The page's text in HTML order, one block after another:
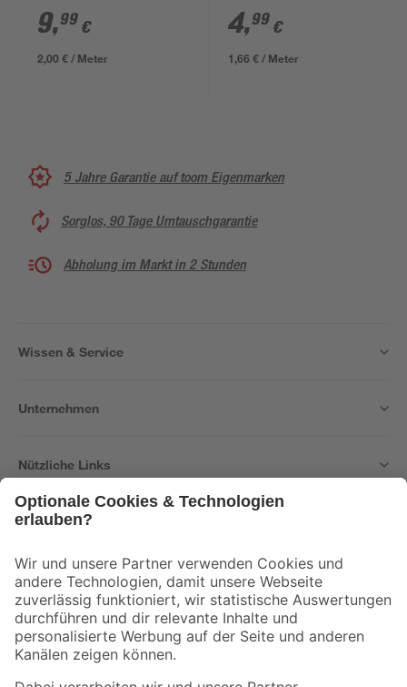
9,99 €
2,00 € / Meter
4,99 €
1,66 € / Meter
5 Jahre Garantie auf toom Eigenmarken
Sorglos, 90 Tage Umtauschgarantie
Abholung im Markt in 2 Stunden
Wissen & Service
Unternehmen
Nützliche Links
Der toom Newsletter: Keine Angebote und Aktionen mehr verpassen!
Zur Newsletter Anmeldung
Folge uns